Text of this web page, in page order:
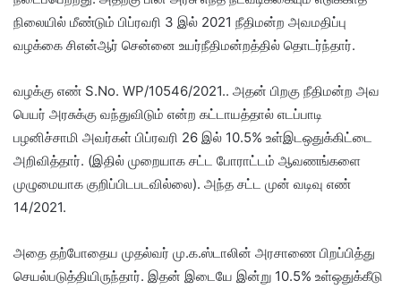
நிலையில் மீண்டும் பிப்ரவரி 3 இல் 2021 நீதிமன்ற அவமதிப்பு
வழக்கை சிஎன்ஆர் சென்னை உயர்நீதிமன்றத்தில் தொடர்ந்தார்.
வழக்கு எண் S.No. WP/10546/2021.. அதன் பிறகு நீதிமன்ற அவ
பெயர் அரசுக்கு வந்துவிடும் என்ற கட்டாயத்தால் எடப்பாடி
பழனிச்சாமி அவர்கள் பிப்ரவரி 26 இல் 10.5% உள்இடஒதுக்கிட்டை
அறிவித்தார். (இதில் முறையாக சட்ட போராட்டம் ஆவணங்களை
முழுமையாக குறிப்பிடபடவில்லை). அந்த சட்ட முன் வடிவு எண்
14/2021.
அதை தற்போதைய முதல்வர் மு.க.ஸ்டாலின் அரசாணை பிறப்பித்து
செயல்படுத்தியிருந்தார். இதன் இடையே இன்று 10.5% உள்ஒதுக்கீடு